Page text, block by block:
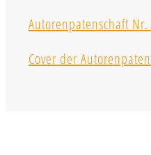
Autorenpatenschaft Nr.
Cover der